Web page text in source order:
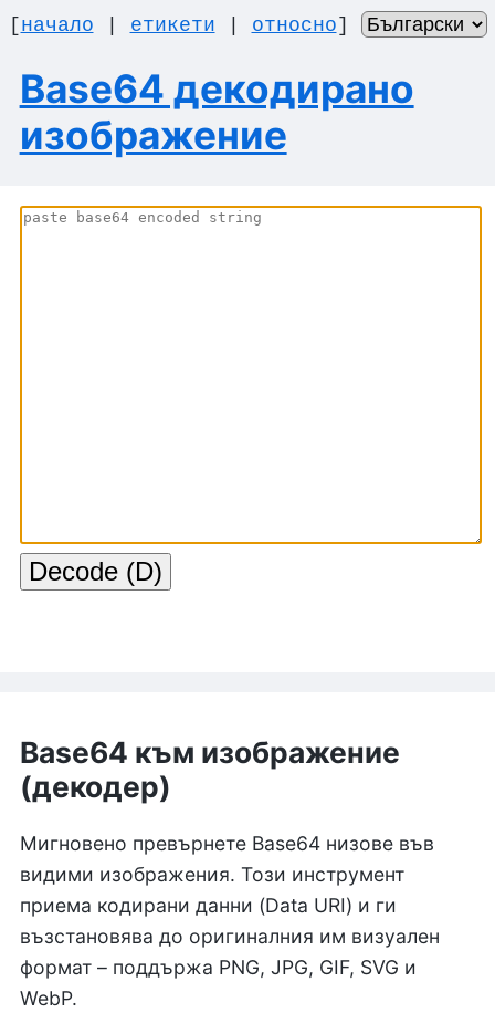
[начало етикети относно]
Base64 декодирано
изображение
Base64 към изображение
(декодер)
Мигновено превърнете Base64 низове във
видими изображения. Този инструмент
приема кодирани данни (Data URI) и ги
възстановява до оригиналния им визуален
формат – поддържа PNG, JPG, GIF, SVG и
WebP.